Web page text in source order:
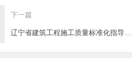
下一篇